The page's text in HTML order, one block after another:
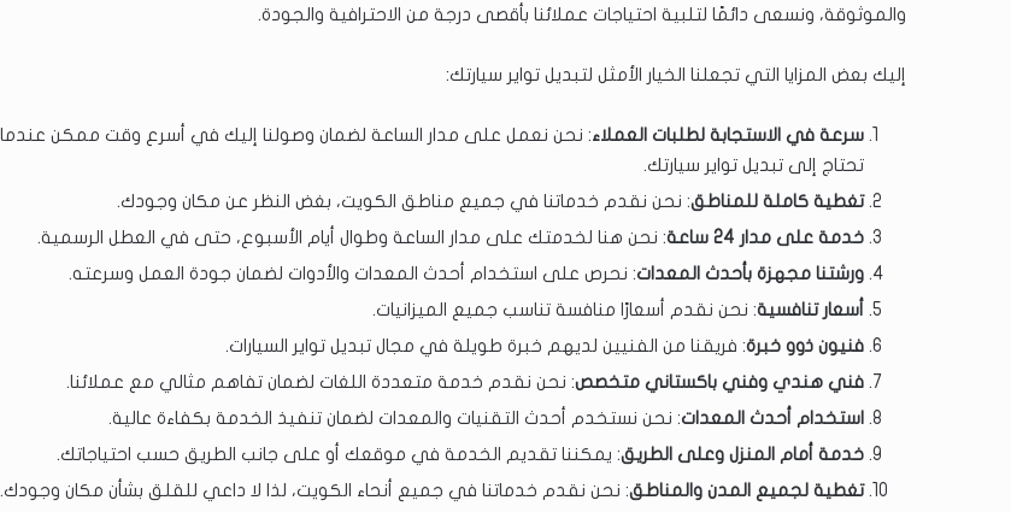
والموثوقة، ونسعى دائمًا لتلبية احتياجات عملائنا بأقصى درجة من الاحترافية والجودة.
إليك بعض المزايا التي تجعلنا الخيار الأمثل لتبديل تواير سيارتك:
سرعة في الاستجابة لطلبات العملاء: نحن نعمل على مدار الساعة لضمان وصولنا إليك في أسرع وقت ممكن عندما
تحتاج إلى تبديل تواير سيارتك.
تغطية كاملة للمناطق: نحن نقدم خدماتنا في جميع مناطق الكويت، بغض النظر عن مكان وجودك.
خدمة على مدار 24 ساعة
: نحن هنا لخدمتك على مدار الساعة وطوال أيام الأسبوع، حتى في العطل الرسمية.
ورشتنا مجهزة بأحدث المعدات: نحرص على استخدام أحدث المعدات والأدوات لضمان جودة العمل وسرعته.
أسعار تنافسية: نحن نقدم أسعارًا منافسة تناسب جميع الميزانيات.
فنيون ذوو خبرة: فريقنا من الفنيين لديهم خبرة طويلة في مجال تبديل تواير السيارات.
فني هندي وفني باكستاني متخصص: نحن نقدم خدمة متعددة اللغات لضمان تفاهم مثالي مع عملائنا.
استخدام أحدث المعدات: نحن نستخدم أحدث التقنيات والمعدات لضمان تنفيذ الخدمة بكفاءة عالية.
خدمة أمام المنزل وعلى الطريق: يمكننا تقديم الخدمة في موقعك أو على جانب الطريق حسب احتياجاتك.
تغطية لجميع المدن والمناطق: نحن نقدم خدماتنا في جميع أنحاء الكويت، لذا لا داعي للقلق بشأن مكان وجودك.